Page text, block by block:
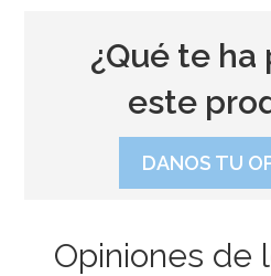
¿Qué te
este
DANOS TU
Opiniones de